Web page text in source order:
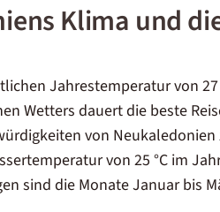
Klima und
Jahrestemperatur von
Wetters dauert die beste
von
von 25 °C im
sind die Monate Januar bis